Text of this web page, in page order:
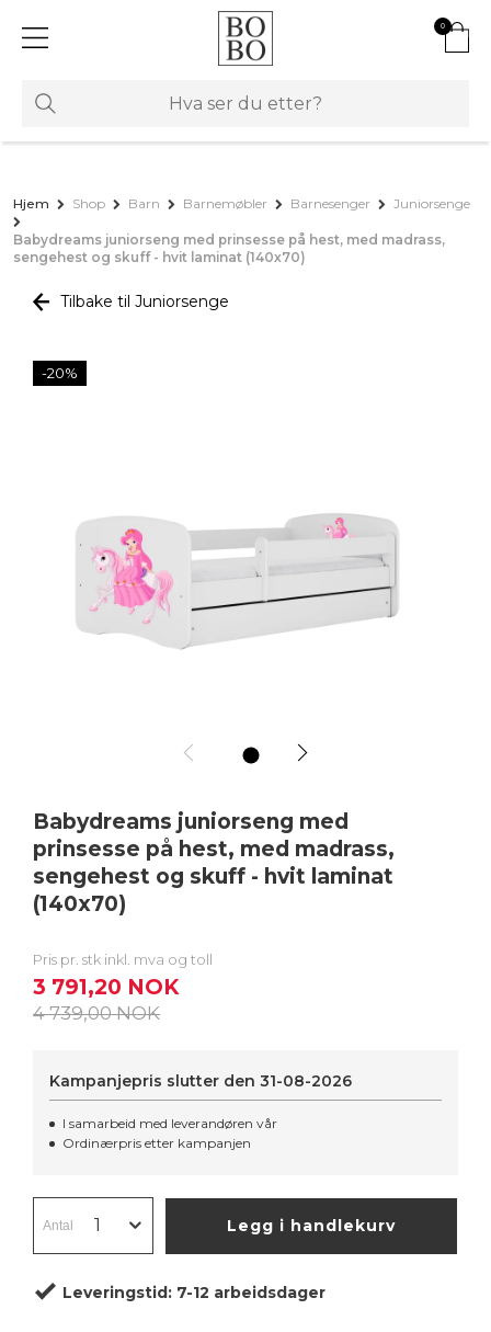
0
Hjem Shop Barn Barnemøbler Barnesenger Juniorsenge
Babydreams juniorseng med prinsesse på hest, med madrass,
sengehest og skuff - hvit laminat (140x70)
Tilbake til Juniorsenge
-20%
Babydreams juniorseng med
prinsesse på hest, med madrass,
sengehest og skuff - hvit laminat
(140x70)
Pris pr. stk inkl. mva og toll
3 791,20 NOK
4 739,00 NOK
Kampanjepris slutter den 31-08-2026
I samarbeid med leverandøren vår
Ordinærpris etter kampanjen
Legg i handlekurv
Leveringstid: 7-12 arbeidsdager